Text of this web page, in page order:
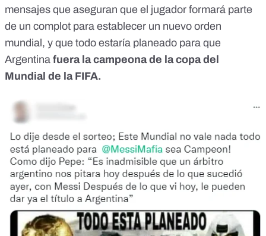
mensajes que aseguran que el jugador formará parte
de un complot para establecer un nuevo orden
mundial, y que todo estaría planeado para que
Argentina fuera la campeona de la copa del
Mundial de la FIFA.